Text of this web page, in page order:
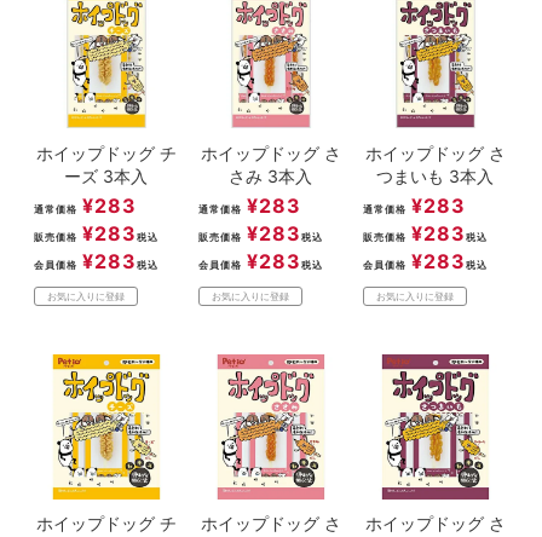
ACCOUNT MENU
ようこそ ゲスト 様
ログイン person 新規会員登録
ホイップドッグ チ
ーズ 3本入
通常価格 ¥283
販売価格 ¥283 税込
会員価格 ¥283 税込
お気に入りに登録
ホイップドッグ さ
さみ 3本入
通常価格 ¥283
販売価格 ¥283 税込
会員価格 ¥283 税込
お気に入りに登録
ホイップドッグ さ
つまいも 3本入
通常価格 ¥283
販売価格 ¥283 税込
会員価格 ¥283 税込
お気に入りに登録
ホイップドッグ チ
ホイップドッグ さ
ホイップドッグ さ